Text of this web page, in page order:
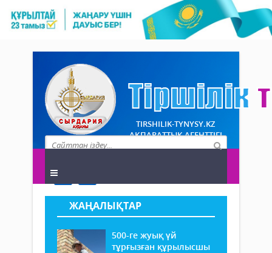
TIRSHILIK-TYNYSY.KZ
АҚПАРАТТЫҚ АГЕНТТІГІ
ЖАҢАЛЫҚТАР
500-ге жуық үй
тұрғызған құрылысшы